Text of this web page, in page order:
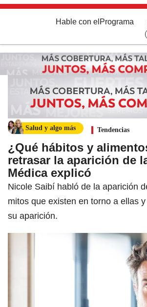
Hable con el Programa
Salud y algo más Tendencias
¿Qué hábitos y
retrasar la aparición de
Médica explicó
Nicole Saibí habló de la aparición
mitos que existen en torno a ellas
su aparición.